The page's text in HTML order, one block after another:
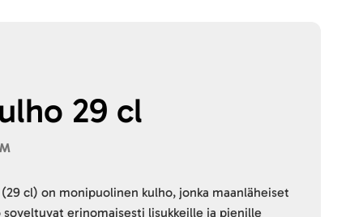
29 cl
cl) on monipuolinen kulho, jonka maanläheiset
erinomaisesti lisukkeille ja pienille